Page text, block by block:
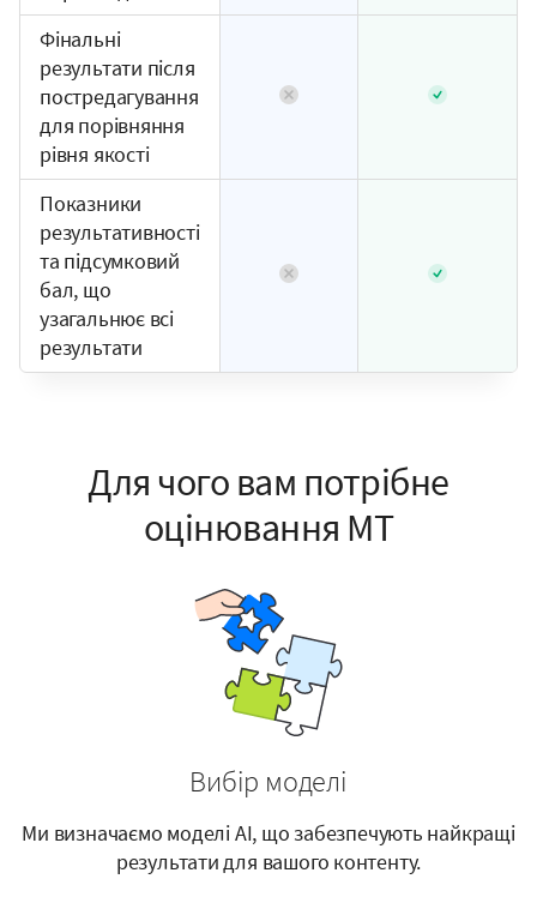
Фінальні
результати після
постредагування
для порівняння
рівня якості
Показники
результативності
та підсумковий
бал, що
узагальнює всі
результати
Для чого вам потрібне
оцінювання MT
Вибір моделі
Ми визначаємо моделі AI, що забезпечують найкращі
результати для вашого контенту.